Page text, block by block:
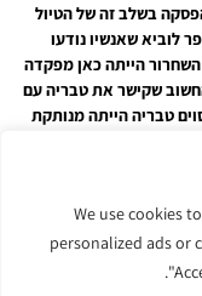
We use cookies
personalized ads or
בשלב זה של הטיול
לוביא שאנשיו נודעו
הייתה כאן מפקדה
שקישר את טבריה עם
טבריה הייתה מנותקת
307). החרבה היא מהתקופה הרומית ביזנטית
באזור וחלשה על הצומת.
שנזכר בתלמוד ולחאן